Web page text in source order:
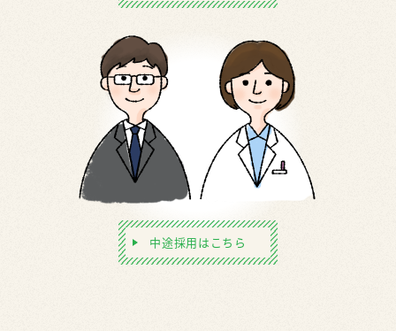
中途採用はこちら